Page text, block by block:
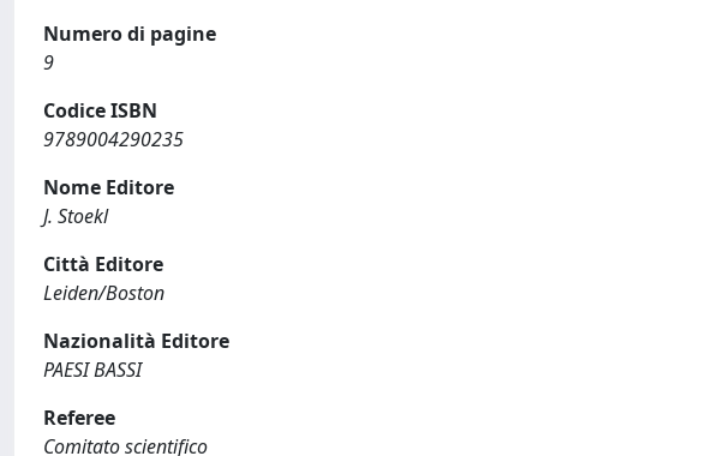
Numero di pagine
9
Codice ISBN
9789004290235
Nome Editore
J. Stoekl
Città Editore
Leiden/Boston
Nazionalità Editore
PAESI BASSI
Referee
Comitato scientifico